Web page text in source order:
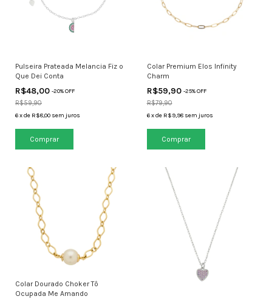
Pulseira Prateada Melancia Fiz o
Que Dei Conta
R$48,00 -20% OFF
R$59,90
6xde R$8,00 sem juros
Colar Premium Elos Infinity
Charm
R$59,90 -25% OFF
R$79,90
6 xde R$9,98 sem juros
Colar Dourado Choker Tô
Ocupada Me Amando